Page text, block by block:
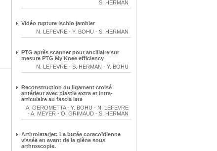
S. HERMAN
Vidéo rupture ischio jambier
N. LEFEVRE - Y. BOHU - S. HERMAN
PTG après scanner pour ancillaire sur
mesure PTG My Knee efficiency
N. LEFEVRE - S. HERMAN - Y. BOHU
Reconstruction du ligament croisé
antérieur avec plastie extra et intra-
articulaire au fascia lata
A. GEROMETTA- Y. BOHU - N. LEFEVRE
- A. MEYER - O. GRIMAUD - S. HERMAN
Arthrolatarjet: La butée coracoïdienne
vissée en avant de la glène sous
arthroscopie.